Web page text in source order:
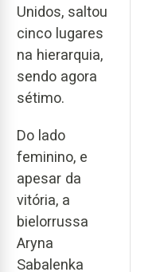
Unidos, saltou
cinco lugares
na hierarquia,
sendo agora
sétimo.
Do lado
feminino, e
apesar da
vitória, a
bielorrussa
Aryna
Sabalenka